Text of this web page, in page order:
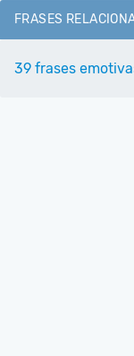
FRASES
39 frases